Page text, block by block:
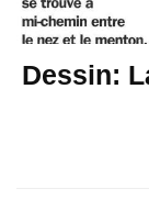
Dessin: